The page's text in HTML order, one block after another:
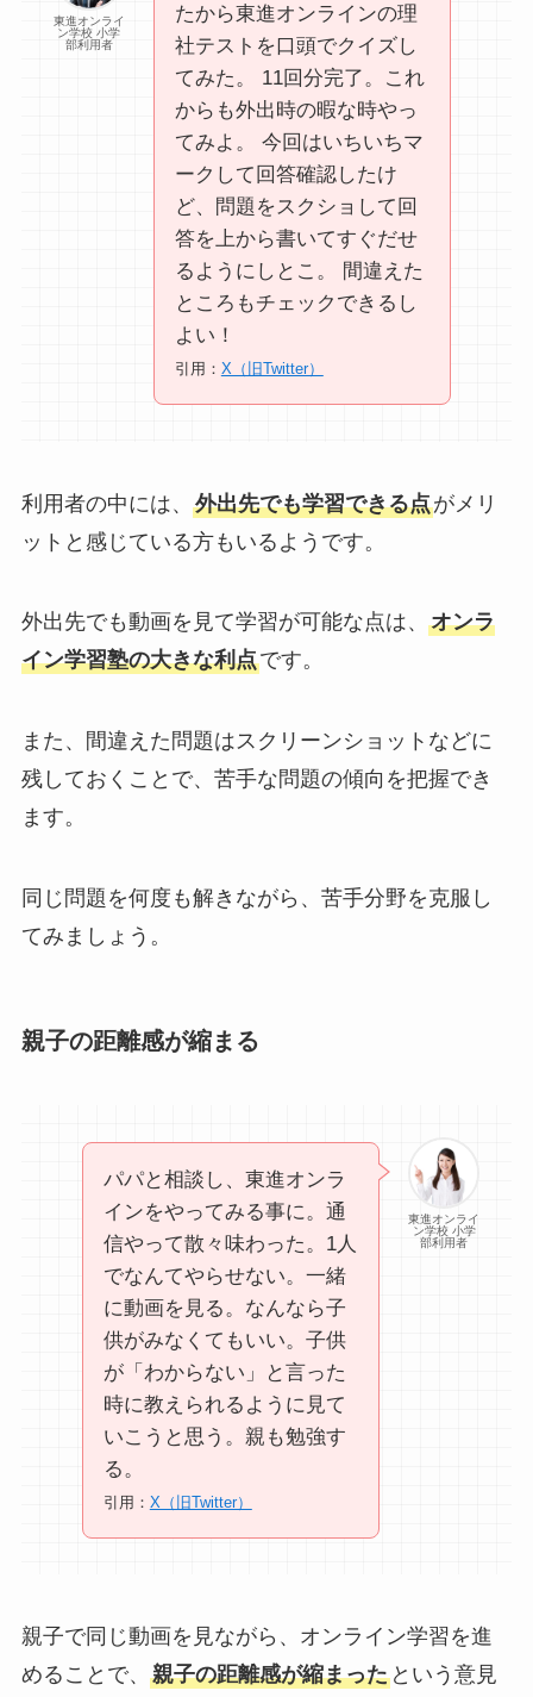
東進オンライ
ン学校 小学
部利用者
たから東進オンラインの理
社テストを口頭でクイズし
てみた。 11回分完了。これ
からも外出時の暇な時やっ
てみよ。 今回はいちいちマ
ークして回答確認したけ
ど、問題をスクショして回
答を上から書いてすぐだせ
るようにしとこ。 間違えた
ところもチェックできるし
よい！
引用： X（旧Twitter）
利用者の中には、 外出先でも学習できる点がメリ
ットと感じている方もいるようです。
外出先でも動画を見て学習が可能な点は、 オンラ
イン学習塾の大きな利点です。
また、間違えた問題はスクリーンショットなどに
残しておくことで、苦手な問題の傾向を把握でき
ます。
同じ問題を何度も解きながら、苦手分野を克服し
てみましょう。
親子の距離感が縮まる
東進オンライ
ン学校 小学
部利用者
パパと相談し、東進オンラ
インをやってみる事に。通
信やって散々味わった。1人
でなんてやらせない。一緒
に動画を見る。なんなら子
供がみなくてもいい。子供
が「わからない」と言った
時に教えられるように見て
いこうと思う。親も勉強す
る。
引用： X（旧Twitter）
親子で同じ動画を見ながら、オンライン学習を進
めることで、 親子の距離感が縮まったという意見